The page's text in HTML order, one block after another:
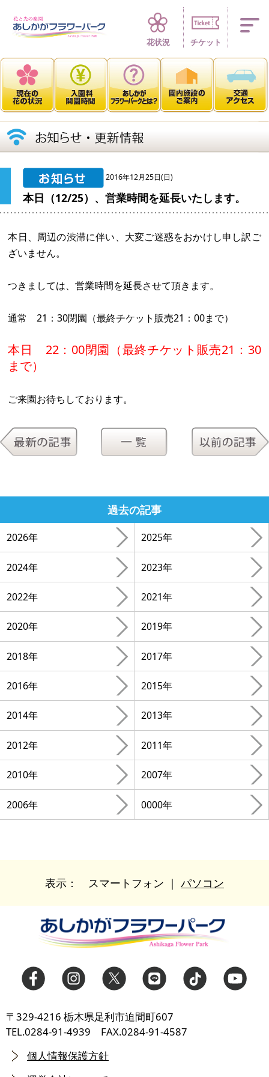
四季折々 花の
花状況 チケット
2016年12月25日(日)
本日（12/25）、営業時間を延長いたします。
本日、周辺の渋滞に伴い、大変ご迷惑をおかけし申し訳ご
ざいません。
つきましては、営業時間を延長させて頂きます。
通常 21：30閉園（最終チケット販売21：00まで）
本日 22：00閉園（最終チケット販売21：30
まで）
ご来園お待ちしております。
過去の記事
2026年 2025年
2024年 2023年
2022年 2021年
2020年 2019年
2018年 2017年
2016年 2015年
2014年 2013年
2012年 2011年
2010年 2007年
2006年 0000年
表示： スマートフォン ｜ パソコン
〒329-4216 栃木県足利市迫間町607
TEL.0284-91-4939 FAX.0284-91-4587
個人情報保護方針